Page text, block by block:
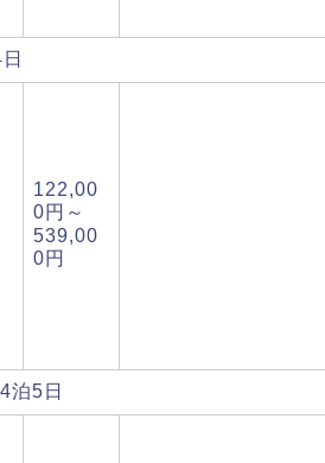
122,00
0円～
539,00
0円
泊5日